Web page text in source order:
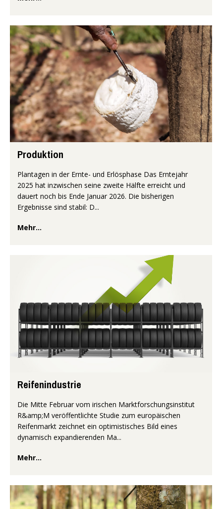
Produktion
Plantagen in der Ernte- und Erlösphase Das Erntejahr
2025 hat inzwischen seine zweite Hälfte erreicht und
dauert noch bis Ende Januar 2026. Die bisherigen
Ergebnisse sind stabil: D...
Mehr...
Reifenindustrie
Die Mitte Februar vom irischen Marktforschungsinstitut
R&amp;M veröffentlichte Studie zum europäischen
Reifenmarkt zeichnet ein optimistisches Bild eines
dynamisch expandierenden Ma...
Mehr...